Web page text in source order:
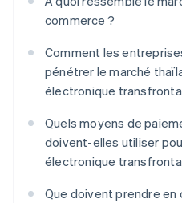
commerce ?
Comment les
pénétrer le marché
électronique
Quels moyens de
doivent-elles utiliser
électronique
Que doivent prendre